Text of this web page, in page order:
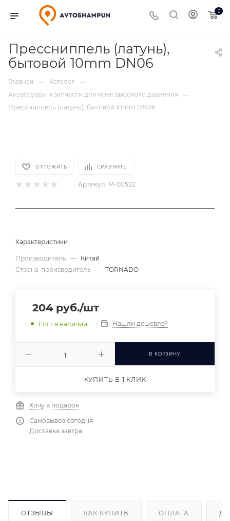
0
Прессниппель (латунь),
бытовой 10mm DN06
Главная — Каталог —
Аксессуары и запчасти для моек высокого давления
—
Прессниппель (латунь), бытовой 10mm DN06
ОТЛОЖИТЬ СРАВНИТЬ
Артикул: M-00522
Характеристики
Производитель — Китай
Страна-производитель — TORNADO
204руб./шт
Есть в наличии Нашли дешевле?
В КОРЗИНУ
КУПИТЬ В 1 КЛИК
Хочу в подарок
Самовывоз сегодня
Доставка завтра
ОТЗЫВЫ КАК КУПИТЬ ОПЛАТА